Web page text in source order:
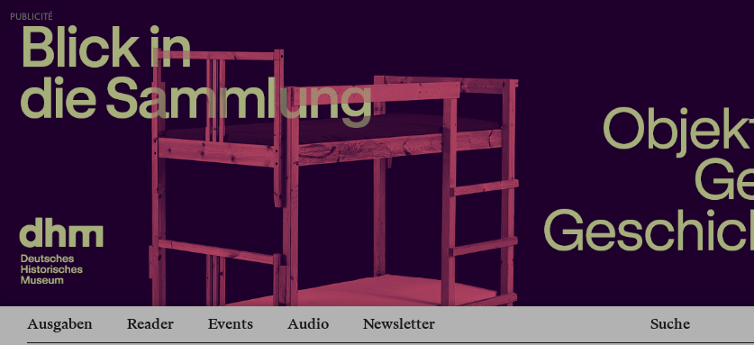
PUBLICITÉ
Ausgaben Reader Events Audio Newsletter Suche